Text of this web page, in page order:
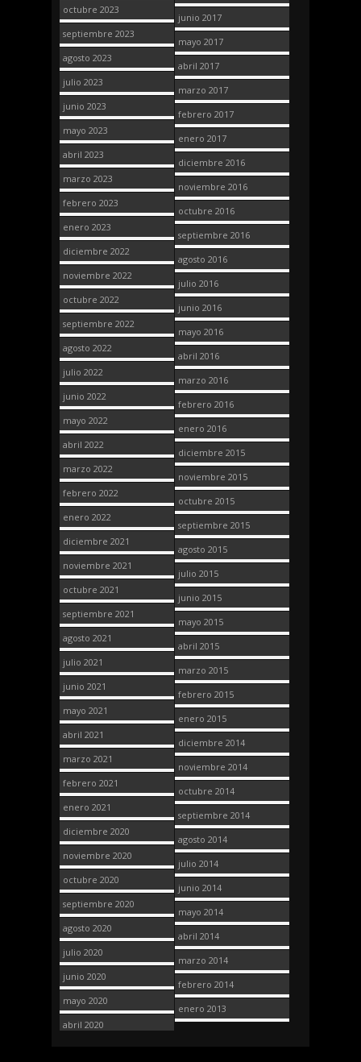
octubre 2023
septiembre 2023
agosto 2023
julio 2023
junio 2023
mayo 2023
abril 2023
marzo 2023
febrero 2023
enero 2023
diciembre 2022
noviembre 2022
octubre 2022
septiembre 2022
agosto 2022
julio 2022
junio 2022
mayo 2022
abril 2022
marzo 2022
febrero 2022
enero 2022
diciembre 2021
noviembre 2021
octubre 2021
septiembre 2021
agosto 2021
julio 2021
junio 2021
mayo 2021
abril 2021
marzo 2021
febrero 2021
enero 2021
diciembre 2020
noviembre 2020
octubre 2020
septiembre 2020
agosto 2020
julio 2020
junio 2020
mayo 2020
abril 2020
junio 2017
mayo 2017
abril 2017
marzo 2017
febrero 2017
enero 2017
diciembre 2016
noviembre 2016
octubre 2016
septiembre 2016
agosto 2016
julio 2016
junio 2016
mayo 2016
abril 2016
marzo 2016
febrero 2016
enero 2016
diciembre 2015
noviembre 2015
octubre 2015
septiembre 2015
agosto 2015
julio 2015
junio 2015
mayo 2015
abril 2015
marzo 2015
febrero 2015
enero 2015
diciembre 2014
noviembre 2014
octubre 2014
septiembre 2014
agosto 2014
julio 2014
junio 2014
mayo 2014
abril 2014
marzo 2014
febrero 2014
enero 2013